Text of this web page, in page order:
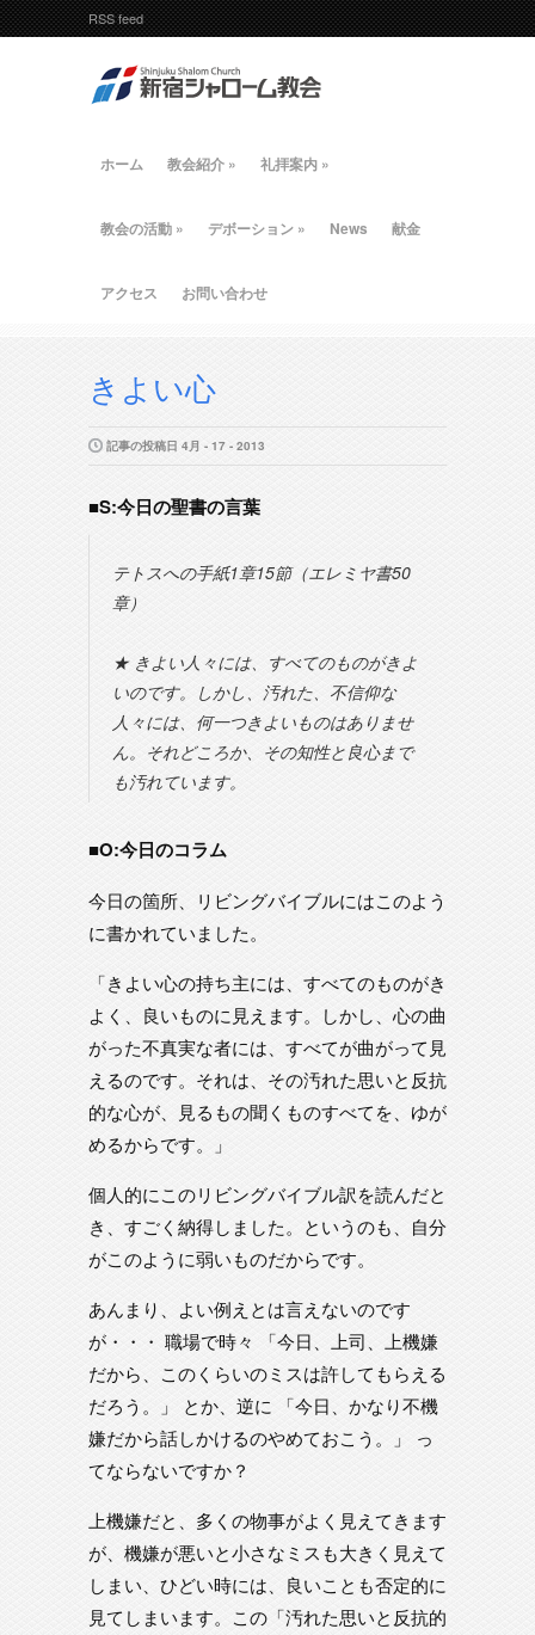
RSS feed
ホーム 教会紹介 » 礼拝案内 »
教会の活動 » デボーション » News 献金
アクセス お問い合わせ
きよい心
記事の投稿日 4月 - 17 - 2013
■S:今日の聖書の言葉
テトスへの手紙1章15節（エレミヤ書50
章）
★ きよい人々には、すべてのものがきよ
いのです。しかし、汚れた、不信仰な
人々には、何一つきよいものはありませ
ん。それどころか、その知性と良心まで
も汚れています。
■O:今日のコラム
今日の箇所、リビングバイブルにはこのよう
に書かれていました。
「きよい心の持ち主には、すべてのものがき
よく、良いものに見えます。しかし、心の曲
がった不真実な者には、すべてが曲がって見
えるのです。それは、その汚れた思いと反抗
的な心が、見るもの聞くものすべてを、ゆが
めるからです。」
個人的にこのリビングバイブル訳を読んだと
き、すごく納得しました。というのも、自分
がこのように弱いものだからです。
あんまり、よい例えとは言えないのです
が・・・ 職場で時々 「今日、上司、上機嫌
だから、このくらいのミスは許してもらえる
だろう。」 とか、逆に 「今日、かなり不機
嫌だから話しかけるのやめておこう。」 っ
てならないですか？
上機嫌だと、多くの物事がよく見えてきます
が、機嫌が悪いと小さなミスも大きく見えて
しまい、ひどい時には、良いことも否定的に
見てしまいます。この「汚れた思いと反抗的